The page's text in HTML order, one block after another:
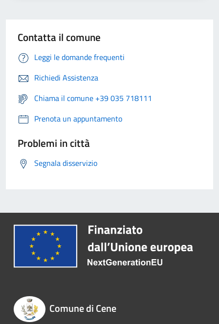
Contatta il comune
Leggi le domande frequenti
Richiedi Assistenza
Chiama il comune +39 035 718111
Prenota un appuntamento
Problemi in città
Segnala disservizio
Comune di Cene